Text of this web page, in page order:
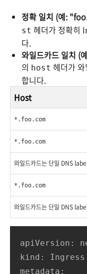
정확 일치 (예:
st 헤더가 정확히
다.
와일드카드 일치
의 host 헤더가
합니다.
Host
*.foo.com
*.foo.com
와일드카드는 단일 DNS
*.foo.com
와일드카드는 단일 DNS
apiVersion:
kind: Ingress
metadata: